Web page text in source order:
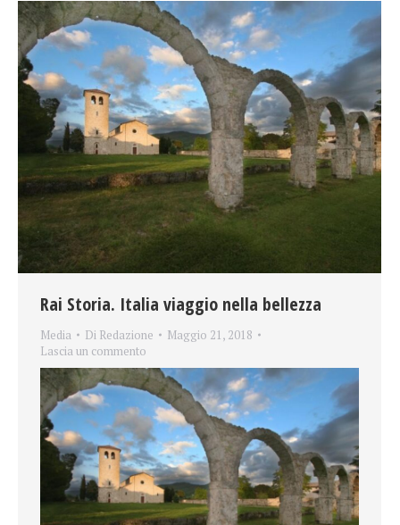
Rai Storia. Italia viaggio nella bellezza
Media Di Redazione
Maggio 21, 2018
Lascia un commento